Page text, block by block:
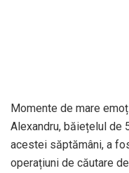
Momente de mare
Alexandru, băiețelul de
acestei săptămâni, a
operațiuni de căutare